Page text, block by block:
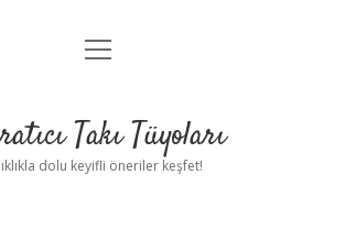
Anasayfa
Yasal Uyarı
menüyü
Takı Tüyoları
dolu keyifli öneriler keşfet!